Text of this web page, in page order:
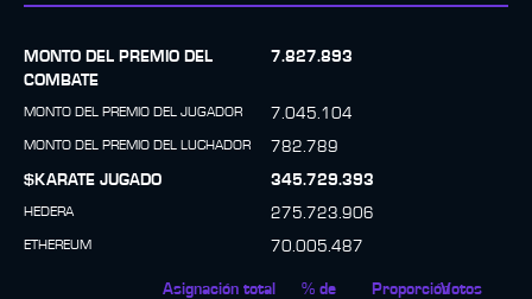
MONTO DEL PREMIO DEL
COMBATE
7.827.893
MONTO DEL PREMIO DEL JUGADOR 7.045.104
MONTO DEL PREMIO DEL LUCHADOR
782.789
$KARATE JUGADO
345.729.393
HEDERA 275.723.906
ETHEREUM 70.005.487
Asignación total
% de
ProporciónVotos